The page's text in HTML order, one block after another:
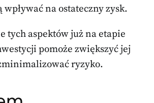
wpływać na ostateczny zysk.
tych aspektów już na etapie
pomoże zwiększyć jej
ryzyko.